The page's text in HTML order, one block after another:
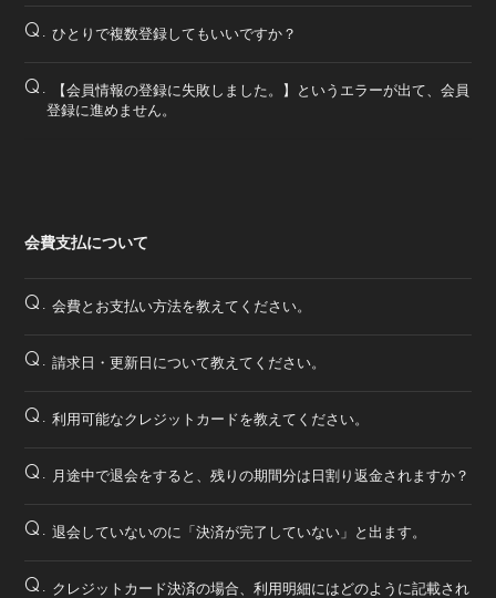
Q. ひとりで複数登録してもいいですか？
Q.
【会員情報の登録に失敗しました。】というエラーが出て、会員
登録に進めません。
会費支払について
Q. 会費とお支払い方法を教えてください。
Q. 請求日・更新日について教えてください。
Q. 利用可能なクレジットカードを教えてください。
Q. 月途中で退会をすると、残りの期間分は日割り返金されますか？
Q. 退会していないのに「決済が完了していない」と出ます。
Q. クレジットカード決済の場合、利用明細にはどのように記載され